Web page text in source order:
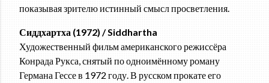
показывая зрителю истинный смысл просветления.
Сиддхартха (1972) / Siddhartha
Художественный фильм американского режиссёра
Конрада Рукса, снятый по одноимённому роману
Германа Гессе в 1972 году. В русском прокате его